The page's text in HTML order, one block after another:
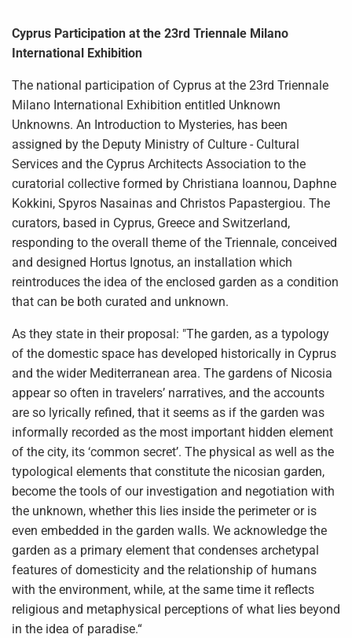
Cyprus Participation at the 23rd Triennale Milano
International Exhibition
The national participation of Cyprus at the 23rd Triennale
Milano International Exhibition entitled Unknown
Unknowns. An Introduction to Mysteries, has been
assigned by the Deputy Ministry of Culture - Cultural
Services and the Cyprus Architects Association to the
curatorial collective formed by Christiana Ioannou, Daphne
Kokkini, Spyros Nasainas and Christos Papastergiou. The
curators, based in Cyprus, Greece and Switzerland,
responding to the overall theme of the Triennale, conceived
and designed Hortus Ignotus, an installation which
reintroduces the idea of the enclosed garden as a condition
that can be both curated and unknown.
As they state in their proposal: "The garden, as a typology
of the domestic space has developed historically in Cyprus
and the wider Mediterranean area. The gardens of Nicosia
appear so often in travelers’ narratives, and the accounts
are so lyrically refined, that it seems as if the garden was
informally recorded as the most important hidden element
of the city, its ‘common secret’. The physical as well as the
typological elements that constitute the nicosian garden,
become the tools of our investigation and negotiation with
the unknown, whether this lies inside the perimeter or is
even embedded in the garden walls. We acknowledge the
garden as a primary element that condenses archetypal
features of domesticity and the relationship of humans
with the environment, while, at the same time it reflects
religious and metaphysical perceptions of what lies beyond
in the idea of paradise.“